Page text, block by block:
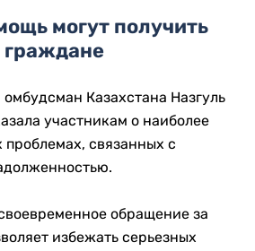
могут получить
граждане
Казахстана Назгуль
участникам о наиболее
связанных с
обращение за
избежать серьезных